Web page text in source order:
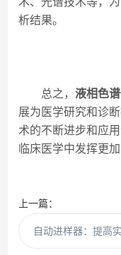
析结果。
总之，液相色
展为医学研究和诊
术的不断进步和应
临床医学中发挥更
上一篇：
自动进样器：提高